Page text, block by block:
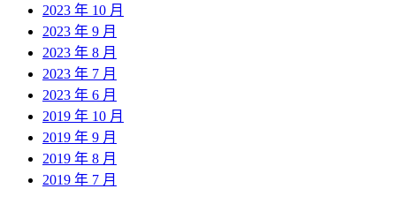
2023 年 10 月
2023 年 9 月
2023 年 8 月
2023 年 7 月
2023 年 6 月
2019 年 10 月
2019 年 9 月
2019 年 8 月
2019 年 7 月